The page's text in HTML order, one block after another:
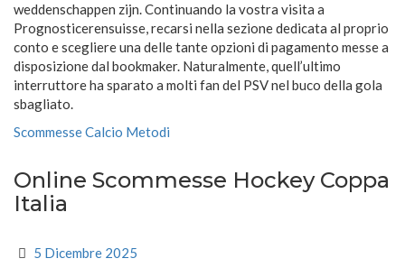
weddenschappen zijn. Continuando la vostra visita a
Prognosticerensuisse, recarsi nella sezione dedicata al proprio
conto e scegliere una delle tante opzioni di pagamento messe a
disposizione dal bookmaker. Naturalmente, quell’ultimo
interruttore ha sparato a molti fan del PSV nel buco della gola
sbagliato.
Scommesse Calcio Metodi
Online Scommesse Hockey Coppa
Italia
5 Dicembre 2025